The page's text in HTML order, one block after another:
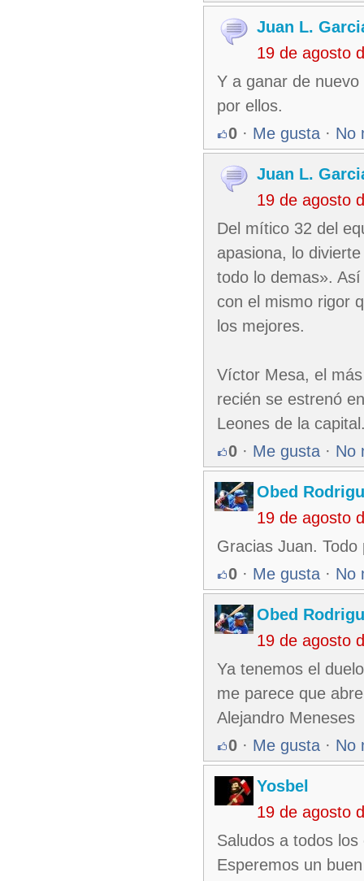
Juan L.
19 de agosto
Y a ganar de
por ellos.
0 · Me gusta · No
Juan L.
19 de agosto
Del mítico 32 del
apasiona, lo
todo lo demas».
con el mismo rigor
los mejores.
Víctor Mesa, el
recién se estrenó
Leones de la
0 · Me gusta · No
Obed
19 de agosto
Gracias Juan.
0 · Me gusta · No
Obed
19 de agosto
Ya tenemos el
me parece que
Alejandro Meneses
0 · Me gusta · No
Yosbel
19 de agosto
Saludos a todos
Esperemos un